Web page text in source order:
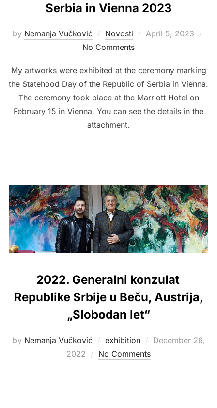
Serbia in Vienna 2023
by Nemanja Vučković Novosti
Posted
April 5, 2023
No Comments
My artworks were exhibited at the ceremony marking
the Statehood Day of the Republic of Serbia in Vienna.
The ceremony took place at the Marriott Hotel on
February 15 in Vienna. You can see the details in the
attachment.
2022. Generalni konzulat
Republike Srbije u Beču, Austrija,
„Slobodan let“
by Nemanja Vučković exhibition
Posted
December 26,
2022
No Comments